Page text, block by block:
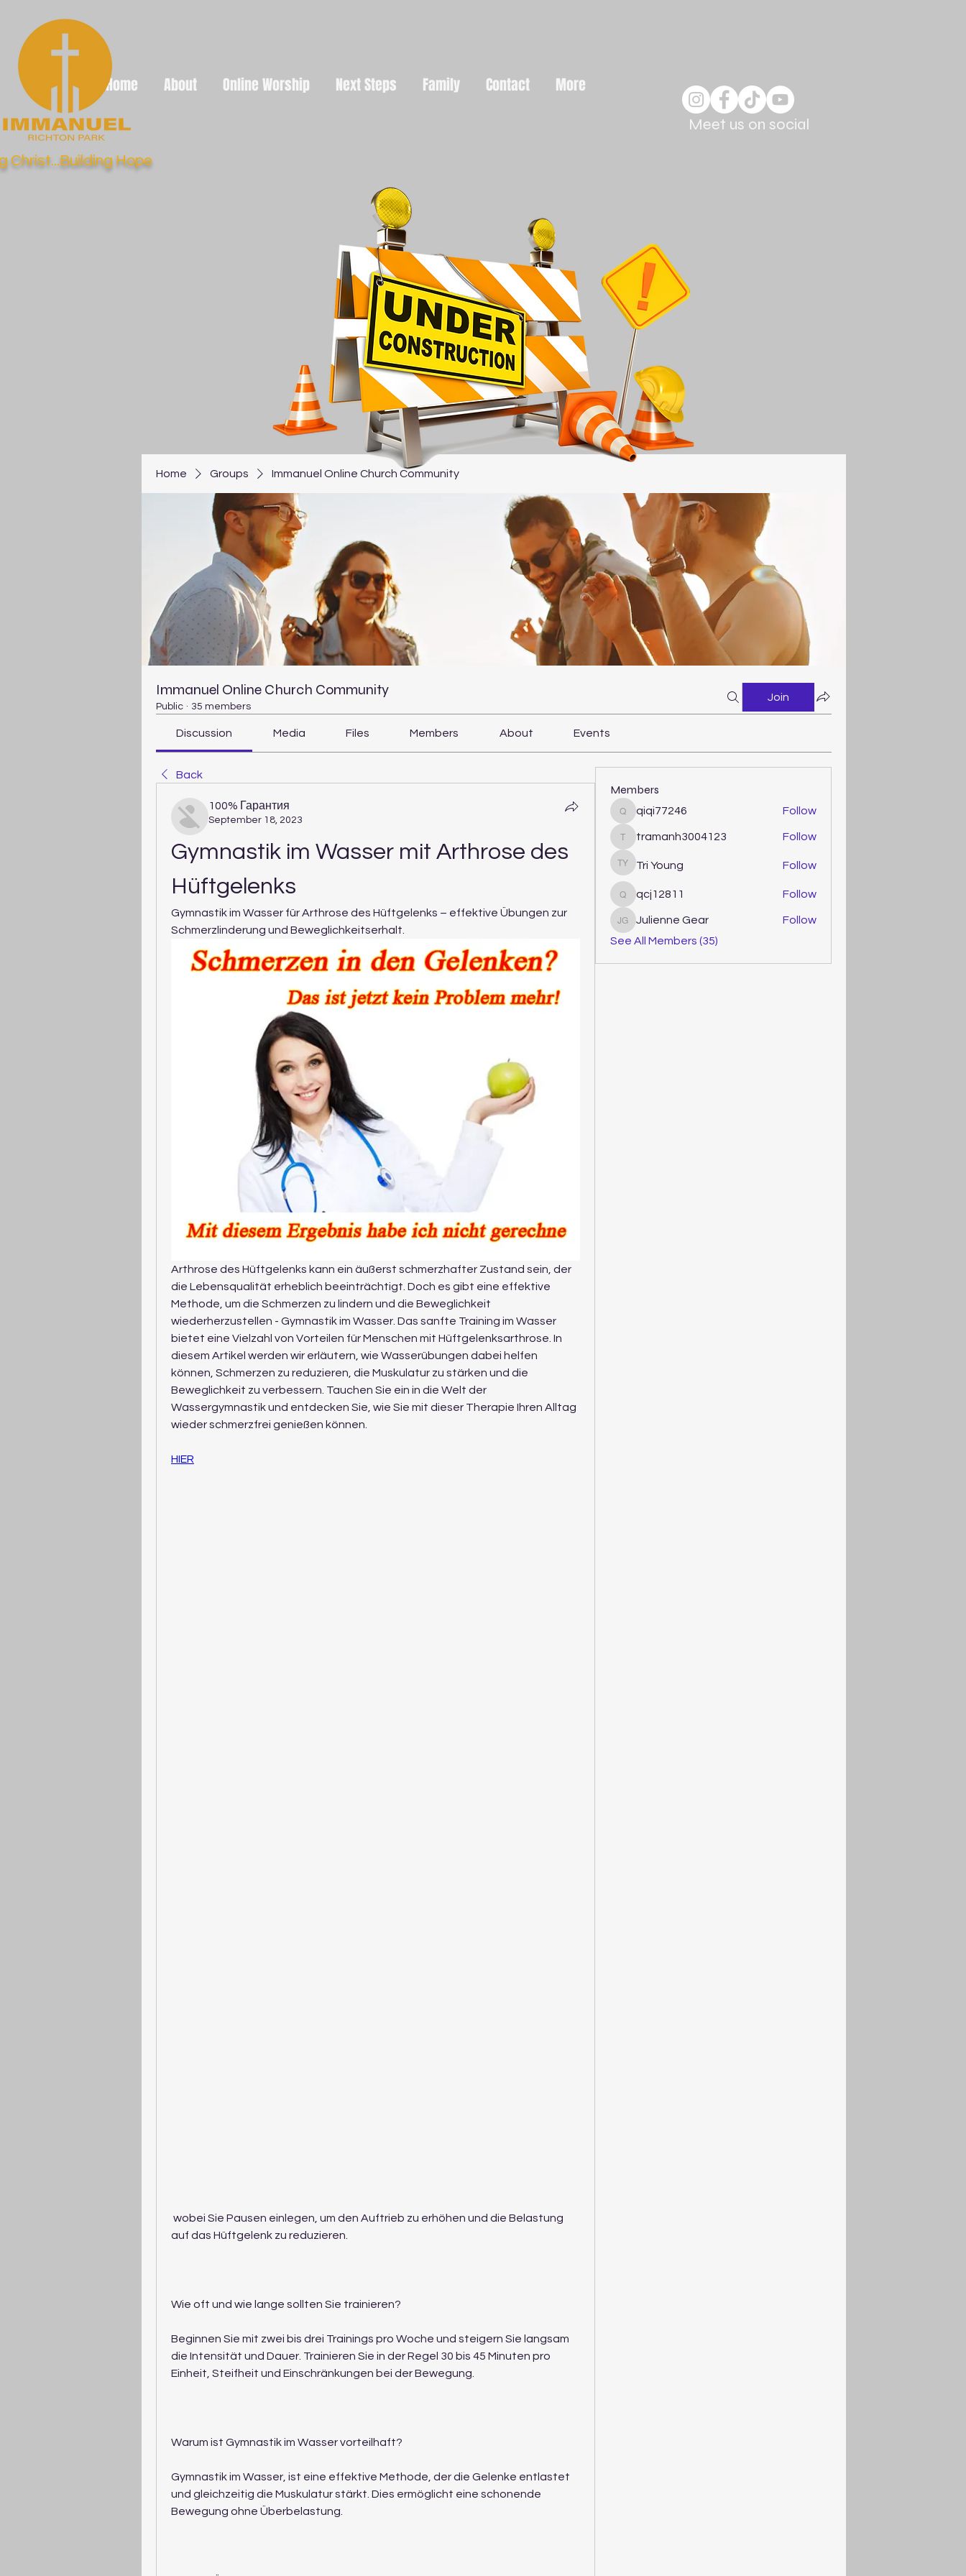
Christ...Building Hope
Home About Online Worship Next Steps Family Contact More
Meet us on social
Home Groups Immanuel Online Church Community
Immanuel Online Church Community
Public · 35 members
Join
Discussion Media Files Members About Events
Back
100% Гарантия
September 18, 2023
Gymnastik im Wasser mit Arthrose des
Hüftgelenks
Gymnastik im Wasser für Arthrose des Hüftgelenks – effektive Übungen zur
Schmerzlinderung und Beweglichkeitserhalt.
Arthrose des Hüftgelenks kann ein äußerst schmerzhafter Zustand sein, der
die Lebensqualität erheblich beeinträchtigt. Doch es gibt eine effektive
Methode, um die Schmerzen zu lindern und die Beweglichkeit
wiederherzustellen - Gymnastik im Wasser. Das sanfte Training im Wasser
bietet eine Vielzahl von Vorteilen für Menschen mit Hüftgelenksarthrose. In
diesem Artikel werden wir erläutern, wie Wasserübungen dabei helfen
können, Schmerzen zu reduzieren, die Muskulatur zu stärken und die
Beweglichkeit zu verbessern. Tauchen Sie ein in die Welt der
Wassergymnastik und entdecken Sie, wie Sie mit dieser Therapie Ihren Alltag
wieder schmerzfrei genießen können.
HIER
auf das Hüftgelenk zu reduzieren.
Wie oft und wie lange sollten Sie trainieren?
Beginnen Sie mit zwei bis drei Trainings pro Woche und steigern Sie langsam
die Intensität und Dauer. Trainieren Sie in der Regel 30 bis 45 Minuten pro
Einheit, Steifheit und Einschränkungen bei der Bewegung.
Warum ist Gymnastik im Wasser vorteilhaft?
Gymnastik im Wasser, ist eine effektive Methode, der die Gelenke entlastet
und gleichzeitig die Muskulatur stärkt. Dies ermöglicht eine schonende
Bewegung ohne Überbelastung.
Members
qiqi77246
qiqi77246 Follow
tramanh3004123
tramanh3004123 Follow
Tri Young
Tri Young Follow
qcj12811
qcj12811 Follow
Julienne Gear
Julienne Gear
Follow
See All Members (35)